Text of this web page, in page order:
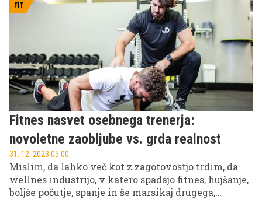
kot sicer, saj vladajo težje razmere, kar pomeni, da je
rekreacija otežena. Tek pozimi tako ni isti teku v
toplem vremenu. Naj ne traja predolgo, saj v mrazu
ne smemo teči ekstremnih razdalj, ker s tem
škodujete lastnemu zdravju. S tem namreč tvegate
podhladitev, vnetja, ozebline ipd.
FIT
Fitnes nasvet osebnega trenerja:
novoletne zaobljube vs. grda realnost
31. 12. 2023 05.00
Mislim, da lahko več kot z zagotovostjo trdim, da
wellnes industrijo, v katero spadajo fitnes, hujšanje,
boljše počutje, spanje in še marsikaj drugega,